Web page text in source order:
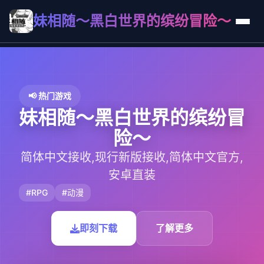
妹相随～黑白世界的缤纷冒险～
📢 热门游戏
妹相随～黑白世界的缤纷冒
险～
简体中文接收,现行新版接收,简体中文官方,
安卓直装
#RPG #动漫
即刻下载 了解更多